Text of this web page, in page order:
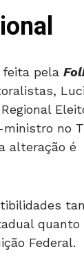
pela
ministro no
alteração é
quanto
Federal.